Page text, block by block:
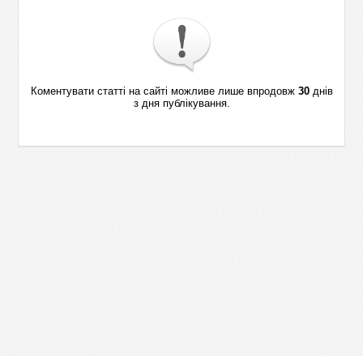
Коментувати статті на сайті можливе лише впродовж 30днів
з дня публікування.